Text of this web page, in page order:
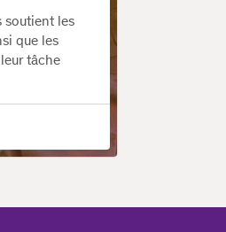
soutient les
que les
tâche